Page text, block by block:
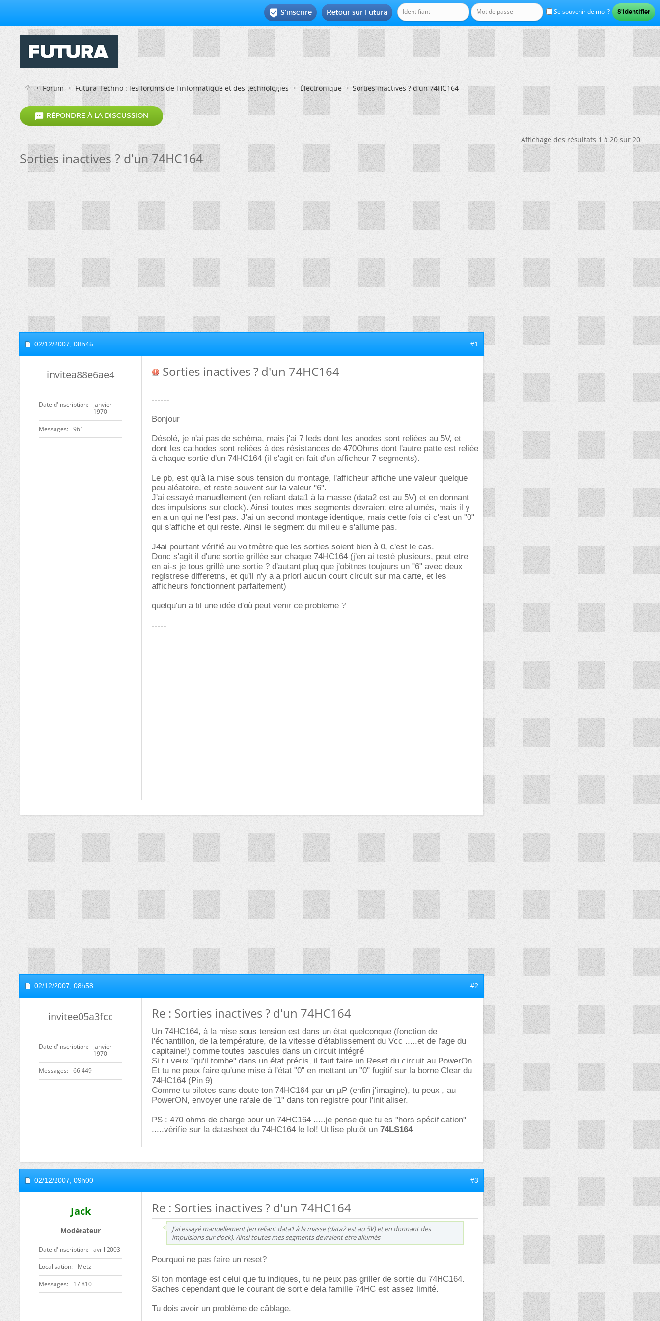
Se souvenir de moi ?
Retour sur Futura
 S'inscrire
Forum Futura-Techno : les forums de l'informatique et des technologies Électronique Sorties inactives ? d'un 74HC164
 RÉPONDRE À LA DISCUSSION
Affichage des résultats 1 à 20 sur 20
Sorties inactives ? d'un 74HC164
02/12/2007, 08h45 #1
invitea88e6ae4
Date d'inscription
janvier
1970
Messages 961
Sorties inactives ? d'un 74HC164
------
Bonjour
Désolé, je n'ai pas de schéma, mais j'ai 7 leds dont les anodes sont reliées au 5V, et
dont les cathodes sont reliées à des résistances de 470Ohms dont l'autre patte est reliée
à chaque sortie d'un 74HC164 (il s'agit en fait d'un afficheur 7 segments).
Le pb, est qu'à la mise sous tension du montage, l'afficheur affiche une valeur quelque
peu aléatoire, et reste souvent sur la valeur "6".
J'ai essayé manuellement (en reliant data1 à la masse (data2 est au 5V) et en donnant
des impulsions sur clock). Ainsi toutes mes segments devraient etre allumés, mais il y
en a un qui ne l'est pas. J'ai un second montage identique, mais cette fois ci c'est un "0"
qui s'affiche et qui reste. Ainsi le segment du milieu e s'allume pas.
J4ai pourtant vérifié au voltmètre que les sorties soient bien à 0, c'est le cas.
Donc s'agit il d'une sortie grillée sur chaque 74HC164 (j'en ai testé plusieurs, peut etre
en ai-s je tous grillé une sortie ? d'autant pluq que j'obitnes toujours un "6" avec deux
registrese differetns, et qu'il n'y a a priori aucun court circuit sur ma carte, et les
afficheurs fonctionnent parfaitement)
quelqu'un a til une idée d'où peut venir ce probleme ?
-----
02/12/2007, 08h58 #2
invitee05a3fcc
Date d'inscription
janvier
1970
Messages 66 449
Re : Sorties inactives ? d'un 74HC164
Un 74HC164, à la mise sous tension est dans un état quelconque (fonction de
l'échantillon, de la température, de la vitesse d'établissement du Vcc .....et de l'age du
capitaine!) comme toutes bascules dans un circuit intégré
Si tu veux "qu'il tombe" dans un état précis, il faut faire un Reset du circuit au PowerOn.
Et tu ne peux faire qu'une mise à l'état "0" en mettant un "0" fugitif sur la borne Clear du
74HC164 (Pin 9)
Comme tu pilotes sans doute ton 74HC164 par un µP (enfin j'imagine), tu peux , au
PowerON, envoyer une rafale de "1" dans ton registre pour l'initialiser.
PS : 470 ohms de charge pour un 74HC164 .....je pense que tu es "hors spécification"
.....vérifie sur la datasheet du 74HC164 le Iol! Utilise plutôt un 74LS164
02/12/2007, 09h00 #3
Jack
Modérateur
Date d'inscription avril 2003
Localisation Metz
Messages 17 810
Re : Sorties inactives ? d'un 74HC164
J'ai essayé manuellement (en reliant data1 à la masse (data2 est au 5V) et en donnant des
impulsions sur clock). Ainsi toutes mes segments devraient etre allumés
Pourquoi ne pas faire un reset?
Si ton montage est celui que tu indiques, tu ne peux pas griller de sortie du 74HC164.
Saches cependant que le courant de sortie dela famille 74HC est assez limité.
Tu dois avoir un problème de câblage.